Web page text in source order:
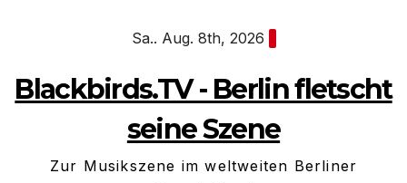
Sa.. Aug. 8th, 2026
Blackbirds.TV - Berlin fletscht
seine Szene
Zur Musikszene im weltweiten Berliner